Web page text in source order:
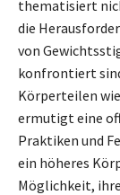
thematisiert
die
von
konfrontiert
Körperteilen
ermutigt eine
Praktiken und
ein höheres
Möglichkeit,